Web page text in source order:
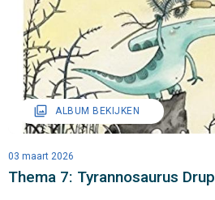
filter ALBUM BEKIJKEN
03 maart 2026
Thema 7: Tyrannosaurus Drup